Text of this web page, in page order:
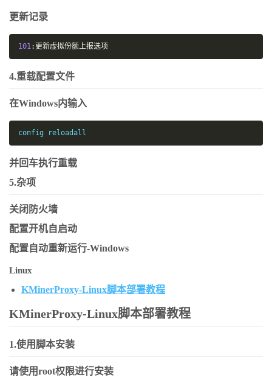
更新记录
101:更新虚拟份额上报选项
4.重载配置文件
在Windows内输入
config reloadall
并回车执行重载
5.杂项
关闭防火墙
配置开机自启动
配置自动重新运行-Windows
Linux
KMinerProxy-Linux脚本部署教程
KMinerProxy-Linux脚本部署教程
1.使用脚本安装
请使用root权限进行安装